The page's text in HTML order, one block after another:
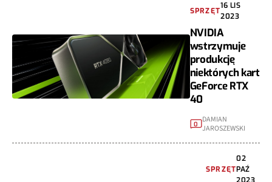
SPRZĘT
16 LIS
2023
NVIDIA
wstrzymuje
produkcję
niektórych kart
GeForce RTX
40
0 DAMIAN
JAROSZEWSKI
SPRZĘT
02
PAŹ